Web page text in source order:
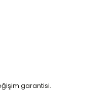
garantisi.